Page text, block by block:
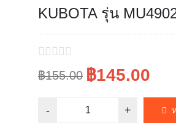
KUBOTA รุ่น
฿155.00
Original
price
฿145.00
Current
price